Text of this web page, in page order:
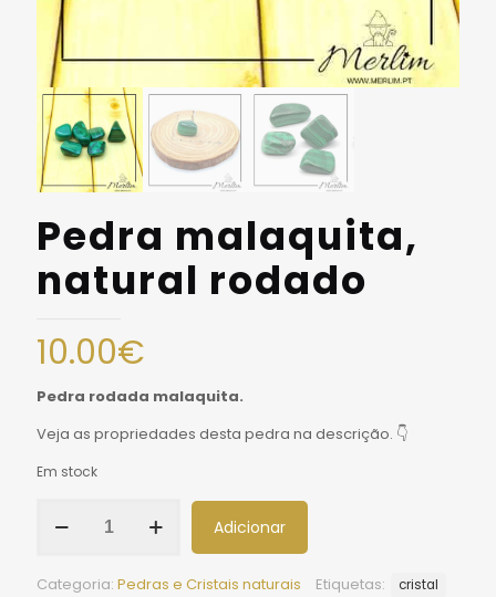
Pedra malaquita,
natural rodado
10.00€
Pedra rodada malaquita.
Veja as propriedades desta pedra na descrição. 👇
Em stock
Adicionar
Categoria: Pedras e Cristais naturais Etiquetas:
cristal